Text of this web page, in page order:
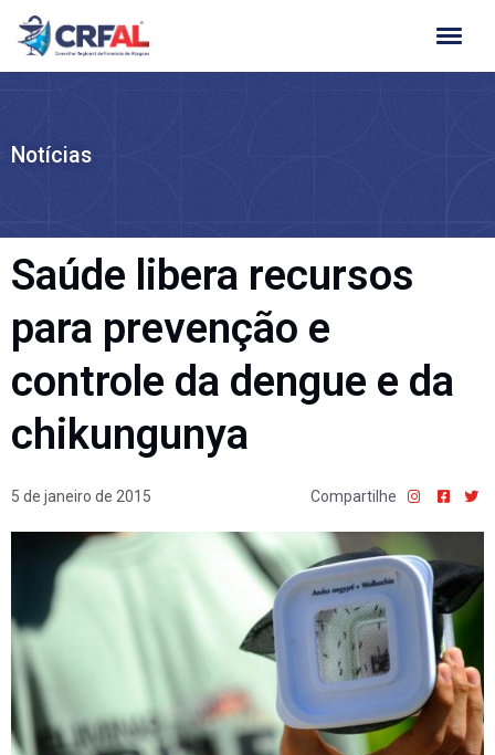
Ir
para
Notícias
Saúde libera recursos
para prevenção e
controle da dengue e da
chikungunya
5 de janeiro de 2015 Compartilhe